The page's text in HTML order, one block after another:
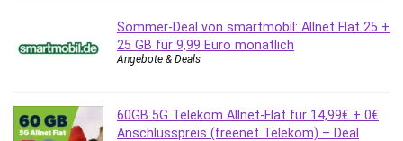
Sommer-Deal von smartmobil: Allnet Flat 25 +
25 GB für 9,99 Euro monatlich
Angebote & Deals
60GB 5G Telekom Allnet-Flat für 14,99€ + 0€
Anschlusspreis (freenet Telekom) – Deal